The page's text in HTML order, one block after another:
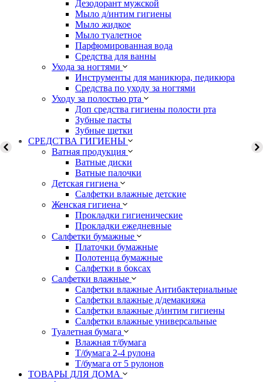
Дезодорант мужской
Мыло д/интим гигиены
Мыло жидкое
Мыло туалетное
Парфюмированная вода
Средства для ванны
Ухода за ногтями
Инструменты для маникюра, педикюра
Средства по уходу за ногтями
Уходу за полостью рта
Доп средства гигиены полости рта
Зубные пасты
Зубные щетки
СРЕДСТВА ГИГИЕНЫ
Ватная продукция
Ватные диски
Ватные палочки
Детская гигиена
Салфетки влажные детские
Женская гигиена
Прокладки гигиенические
Прокладки ежедневные
Салфетки бумажные
Платочки бумажные
Полотенца бумажные
Салфетки в боксах
Салфетки влажные
Салфетки влажные Антибактериальные
Салфетки влажные д/демакияжа
Салфетки влажные д/интим гигиены
Салфетки влажные универсальные
Туалетная бумага
Влажная т/бумага
Т/бумага 2-4 рулона
Т/бумага от 5 рулонов
ТОВАРЫ ДЛЯ ДОМА